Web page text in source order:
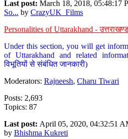
Last post: March 18, 2018, 05:48:17
So... by CrazyUK_Films
Personalities of Uttarakhand - उत्तराखण्ड
Under this section, you will get
of Uttarakhand and related
विभूतियों से संबंधित जानकारी)
Moderators: Rajneesh, Charu Tiwari
Posts: 2,693
Topics: 87
Last post: April 05, 2020, 04:32:51
by Bhishma Kukreti